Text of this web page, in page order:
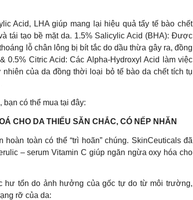
Acid, LHA giúp mang lại hiệu quả tẩy tế bào chết
tái tạo bề mặt da. 1.5% Salicylic Acid (BHA): Được
lỗ chân lông bị bít tắc do dầu thừa gây ra, đồng
0.5% Citric Acid: Các Alpha-Hydroxyl Acid làm việc
của da đồng thời loại bỏ tế bào da chết tích tụ
có thể mua tại đây:
CHO DA THIẾU SĂN CHẮC, CÓ NẾP NHĂN
toàn có thể “trì hoãn” chúng. SkinCeuticals đã
– serum Vitamin C giúp ngăn ngừa oxy hóa cho
tổn do ảnh hưởng của gốc tự do từ môi trường,
rỡ của da: